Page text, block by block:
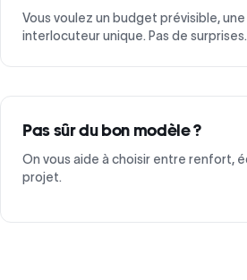
Vous voulez un budget prévisible,
interlocuteur unique. Pas de surprises.
Pas sûr du bon modèle ?
On vous aide à choisir entre renfort,
projet.